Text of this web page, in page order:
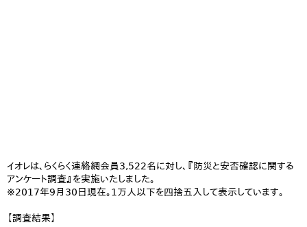
イオレは、らくらく連絡網会員3,522名に対し、『防災と安否確認に関する
アンケート調査』を実施いたしました。
※2017年9月30日現在。1万人以下を四捨五入して表示しています。
【調査結果】